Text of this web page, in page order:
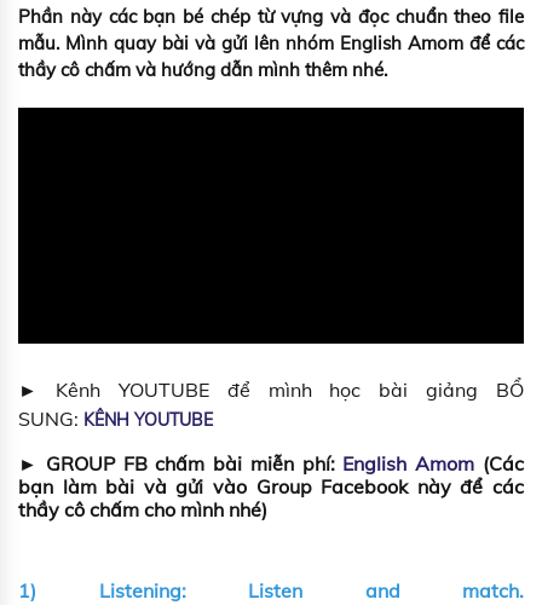
Phần này các bạn bé chép từ vựng và đọc chuẩn theo file
mẫu. Mình quay bài và gửi lên nhóm English Amom để các
thầy cô chấm và hướng dẫn mình thêm nhé.
► Kênh YOUTUBE để mình học bài giảng BỔ
SUNG: KÊNH YOUTUBE
► GROUP FB chấm bài miễn phí: English Amom (Các
bạn làm bài và gửi vào Group Facebook này để các
thầy cô chấm cho mình nhé)
1) Listening: Listen and match.